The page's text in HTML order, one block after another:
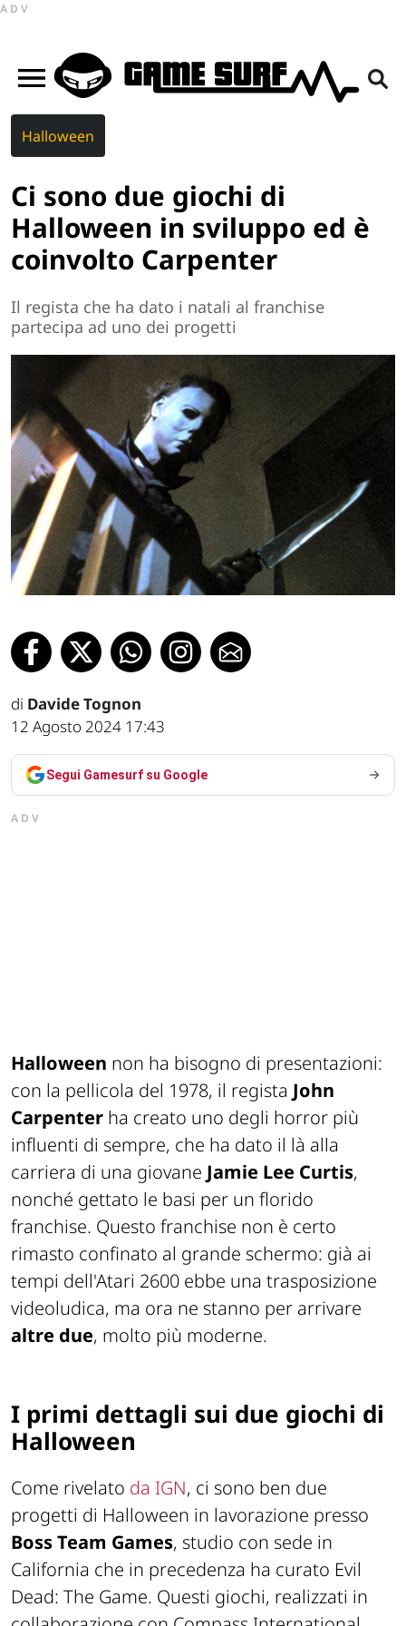
ADV
Halloween
Ci sono due giochi di
Halloween in sviluppo ed è
coinvolto Carpenter
Il regista che ha dato i natali al franchise
partecipa ad uno dei progetti
di Davide Tognon
12 Agosto 2024 17:43
Segui Gamesurf su Google
ADV
Halloween non ha bisogno di presentazioni:
con la pellicola del 1978, il regista John
Carpenter ha creato uno degli horror più
influenti di sempre, che ha dato il là alla
carriera di una giovane Jamie Lee Curtis,
nonché gettato le basi per un florido
franchise. Questo franchise non è certo
rimasto confinato al grande schermo: già ai
tempi dell'Atari 2600 ebbe una trasposizione
videoludica, ma ora ne stanno per arrivare
altre due, molto più moderne.
I primi dettagli sui due giochi di
Halloween
Come rivelato da IGN, ci sono ben due
progetti di Halloween in lavorazione presso
Boss Team Games, studio con sede in
California che in precedenza ha curato Evil
Dead: The Game. Questi giochi, realizzati in